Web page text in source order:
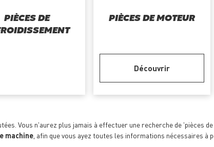
PIÈCES DE
PIÈCES DE MOTEUR
Découvrir
Vous n'aurez plus jamais à effectuer une recherche de 'pièces
machine , afin que vous ayez toutes les informations nécessaires à